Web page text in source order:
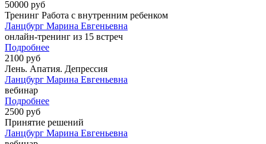
50000 руб
Тренинг Работа с внутренним ребенком
Ланцбург Марина Евгеньевна
онлайн-тренинг из 15 встреч
Подробнее
2100 руб
Лень. Апатия. Депрессия
Ланцбург Марина Евгеньевна
вебинар
Подробнее
2500 руб
Принятие решений
Ланцбург Марина Евгеньевна